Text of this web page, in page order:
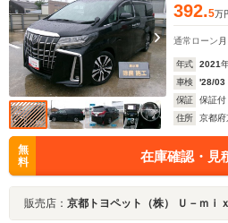
392.5万
通常ローン
年式 2021
車検
'28/03
保証
保証付
住所
京都府
無
料
在庫確認・見
販売店： 京都トヨペット（株） Ｕ－ｍｉｘ